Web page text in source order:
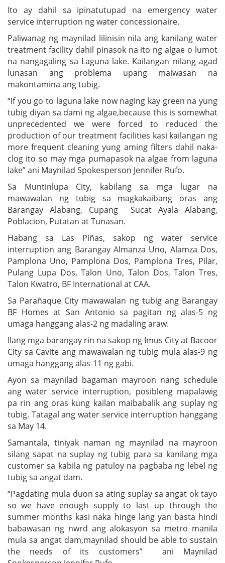
Ito ay dahil sa ipinatutupad na emergency water
service interruption ng water concessionaire.
Paliwanag ng maynilad lilinisin nila ang kanilang water
treatment facility dahil pinasok na ito ng algae o lumot
na nangagaling sa Laguna lake. Kailangan nilang agad
lunasan ang problema upang maiwasan na
makontamina ang tubig.
“If you go to laguna lake now naging kay green na yung
tubig diyan sa dami ng algae,because this is somewhat
unprecedented we were forced to reduced the
production of our treatment facilities kasi kailangan ng
more frequent cleaning yung aming filters dahil naka-
clog ito so may mga pumapasok na algae from laguna
lake” ani Maynilad Spokesperson Jennifer Rufo.
Sa Muntinlupa City, kabilang sa mga lugar na
mawawalan ng tubig sa magkakaibang oras ang
Barangay Alabang, Cupang Sucat Ayala Alabang,
Poblacion, Putatan at Tunasan.
Habang sa Las Piñas, sakop ng water service
interruption ang Barangay Almanza Uno, Alamza Dos,
Pamplona Uno, Pamplona Dos, Pamplona Tres, Pilar,
Pulang Lupa Dos, Talon Uno, Talon Dos, Talon Tres,
Talon Kwatro, BF International at CAA.
Sa Parañaque City mawawalan ng tubig ang Barangay
BF Homes at San Antonio sa pagitan ng alas-5 ng
umaga hanggang alas-2 ng madaling araw.
Ilang mga barangay rin na sakop ng Imus City at Bacoor
City sa Cavite ang mawawalan ng tubig mula alas-9 ng
umaga hanggang alas-11 ng gabi.
Ayon sa maynilad bagaman mayroon nang schedule
ang water service interruption, posibleng mapalawig
pa rin ang oras kung kailan maibabalik ang suplay ng
tubig. Tatagal ang water service interruption hanggang
sa May 14.
Samantala, tiniyak naman ng maynilad na mayroon
silang sapat na suplay ng tubig para sa kanilang mga
customer sa kabila ng patuloy na pagbaba ng lebel ng
tubig sa angat dam.
“Pagdating mula duon sa ating suplay sa angat ok tayo
so we have enough supply to last up through the
summer months kasi naka hinge lang yan basta hindi
babawasan ng nwrd ang alokasyon sa metro manila
mula sa angat dam,maynilad should be able to sustain
the needs of its customers” ani Maynilad